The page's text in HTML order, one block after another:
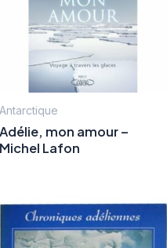
Antarctique
Adélie, mon amour –
Michel Lafon